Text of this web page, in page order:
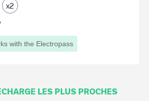
x2
with the Electropass
LES PLUS PROCHES